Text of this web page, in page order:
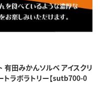
有田みかんソルベ アイスクリ
トラボラトリー【sutb700-0